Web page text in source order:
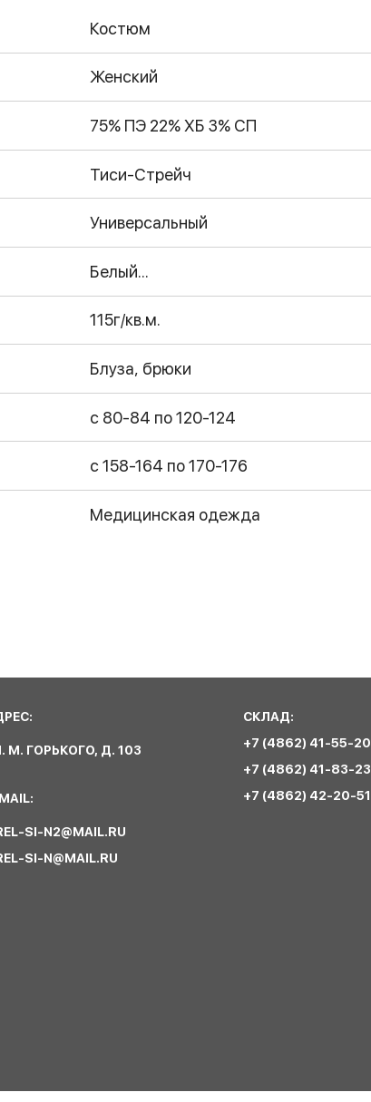
Костюм
Женский
75% ПЭ 22% ХБ 3% СП
Тиси-Стрейч
Универсальный
Белый...
115г/кв.м.
Блуза, брюки
с 80-84 по 120-124
с 158-164 по 170-176
Медицинская одежда
М. ГОРЬКОГО, Д. 103
SI-N2@MAIL.RU
SI-N@MAIL.RU
СКЛАД:
+7 (4862) 41-55-20
+7 (4862) 41-83-23
+7 (4862) 42-20-51